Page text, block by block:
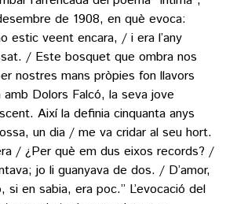
de 1908, en què evoca:
estic veent encara, / i era l’any
/ Este bosquet que ombra nos
nostres mans pròpies fon llavors
amb Dolors Falcó, la seva jove
Així la definia cinquanta anys
un dia / me va cridar al seu hort.
/ ¿Per què em dus eixos records? /
jo li guanyava de dos. / D’amor,
en sabia, era poc.” L’evocació del